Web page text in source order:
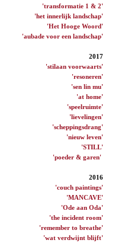
'transformatie 1 & 2'
'het innerlijk landschap'
'Het Hooge Woord'
'aubade voor een landschap'
2017
'stilaan voorwaarts'
'resoneren'
'sen lin mu'
'at home'
'speelruimte'
'lievelingen'
'scheppingsdrang'
'nieuw leven'
'STILL'
'poeder & garen'
2016
'couch paintings'
'MANCAVE'
'Ode aan Oda'
'the incident room'
'remember to breathe'
'wat verdwijnt blijft'